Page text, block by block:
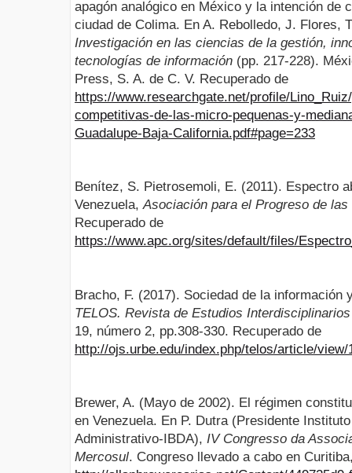
apagón analógico en México y la intención de
ciudad de Colima. En A. Rebolledo, J. Flores,
Investigación en las ciencias de la gestión,
tecnologías de información (pp. 217-228).
Press, S. A. de C. V. Recuperado de
https://www.researchgate.net/profile/
competitivas-de-las-micro-pequenas-y-
Guadalupe-Baja-California.pdf#page=233
Benítez, S. Pietrosemoli, E. (2011). Espectro
Venezuela,Asociación para el Progreso de
Recuperado de
https://www.apc.org/sites/default/files/
Bracho, F. (2017). Sociedad de la información
TELOS. Revista de Estudios
19, número 2, pp.308-330. Recuperado de
http://ojs.urbe.edu/index.php/telos/article/view/
Brewer, A. (Mayo de 2002). El régimen
en Venezuela. En P. Dutra (Presidente
Administrativo-IBDA), IV Congresso da
Mercosul. Congreso llevado a cabo en